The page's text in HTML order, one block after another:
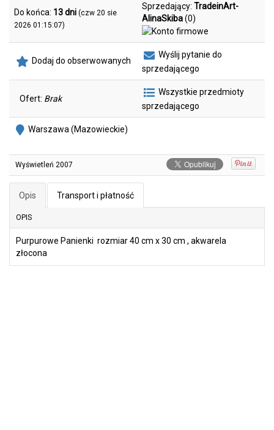
Do końca: 13 dni (czw 20 sie
2026 01:15:07)
Sprzedający: TradeinArt-
AlinaSkiba(0)
Dodaj do obserwowanych
Wyślij pytanie do
sprzedającego
Ofert: Brak
Wszystkie przedmioty
sprzedającego
Warszawa (Mazowieckie)
Wyświetleń 2007
Opis Transport i płatność
OPIS
Purpurowe Panienki rozmiar 40 cm x 30 cm , akwarela
złocona